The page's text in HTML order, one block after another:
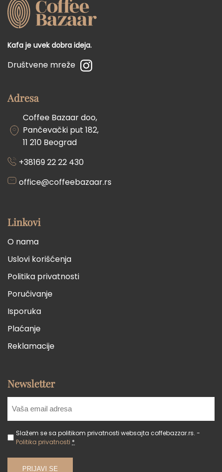
Kafa je uvek dobra ideja.
Društvene mreže
Adresa
Coffee Bazaar doo,
Pančevački put 182,
11 210 Beograd
+38169 22 22 430
office@coffeebazaar.rs
Linkovi
O nama
Uslovi korišćenja
Politika privatnosti
Poručivanje
Isporuka
Plaćanje
Reklamacije
Newsletter
Slažem se sa politikom privatnosti websajta coffebazzar.rs. -
Politika privatnosti *